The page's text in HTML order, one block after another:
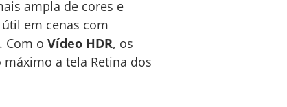
ampla de cores e
em cenas com
Com o Vídeo HDR, os
a tela Retina dos